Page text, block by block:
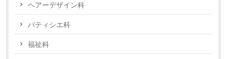
ヘアーデザイン科
パティシエ科
福祉科